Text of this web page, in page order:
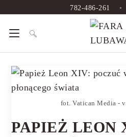
782-486-261 •
fot. Vatican Media -
PAPIEŻ LEON